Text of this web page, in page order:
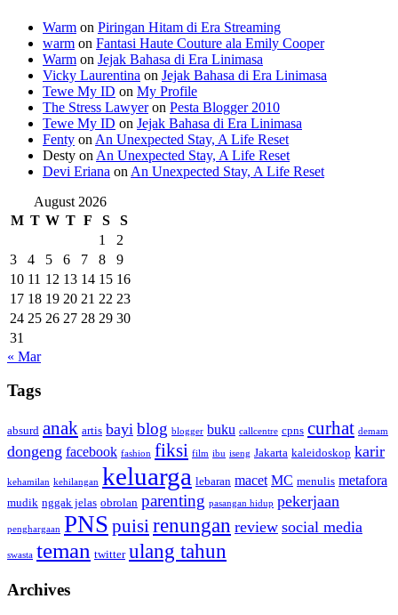
Warm on Piringan Hitam di Era Streaming
warm on Fantasi Haute Couture ala Emily Cooper
Warm on Jejak Bahasa di Era Linimasa
Vicky Laurentina on Jejak Bahasa di Era Linimasa
Tewe My ID on My Profile
The Stress Lawyeron Pesta Blogger 2010
Tewe My ID on Jejak Bahasa di Era Linimasa
Fenty on An Unexpected Stay, A Life Reset
Desty on An Unexpected Stay, A Life Reset
Devi Eriana on An Unexpected Stay, A Life Reset
August 2026
M T W T F S
S
1
2
3
4 5 6 7 8
9
10 11 12 13 14 15 16
17 18 19 20 21 22 23
24 25 26 27 28 29 30
31
« Mar
Tags
absurd anak artis bayi blog blogger buku callcentre cpns curhat demam
dongeng facebook fashion fiksi film ibu iseng Jakarta kaleidoskop karir
kehamilan kehilangan keluarga lebaran macet MC menulis metafora
mudik nggak jelas obrolan parenting pasangan hidup pekerjaan
penghargaan PNS puisirenungan review social media
swasta teman twitter ulang tahun
Archives